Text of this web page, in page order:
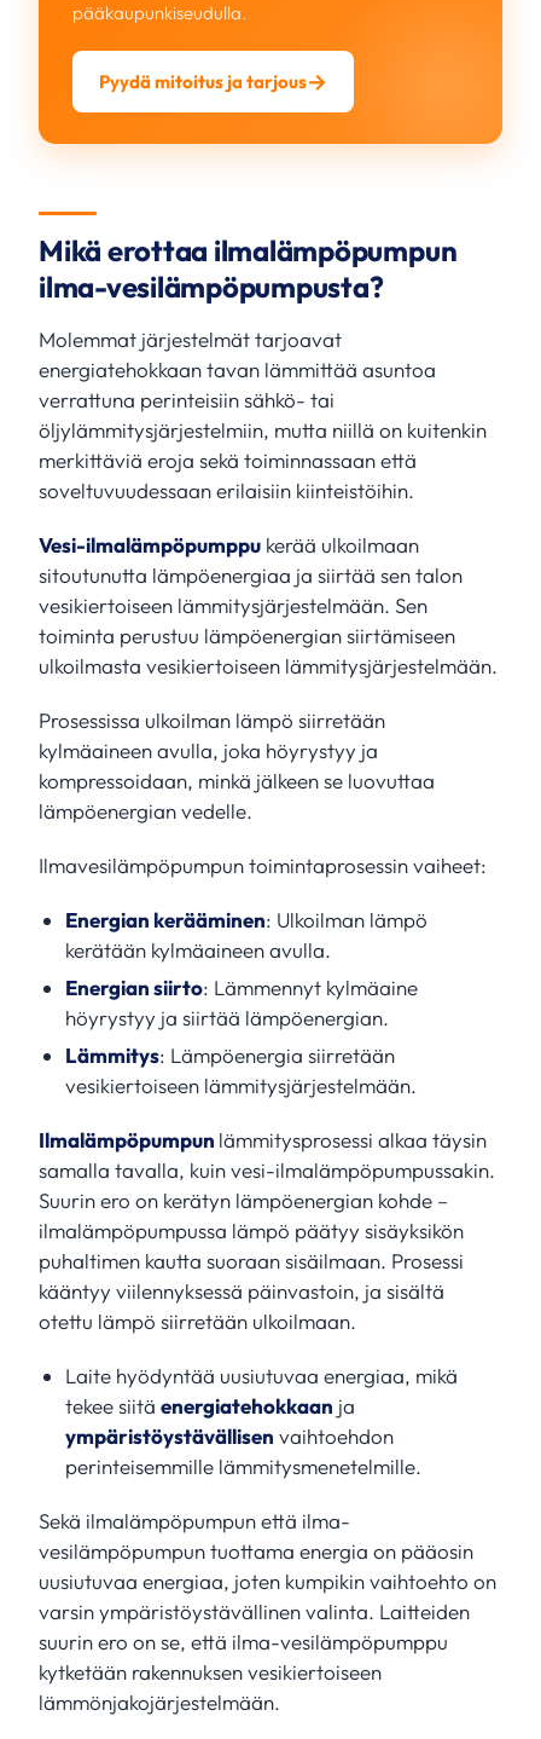
pääkaupunkiseudulla.
Pyydä mitoitus ja tarjous
Mikä erottaa ilmalämpöpumpun
ilma-vesilämpöpumpusta?
Molemmat järjestelmät tarjoavat
energiatehokkaan tavan lämmittää asuntoa
verrattuna perinteisiin sähkö- tai
öljylämmitysjärjestelmiin, mutta niillä on kuitenkin
merkittäviä eroja sekä toiminnassaan että
soveltuvuudessaan erilaisiin kiinteistöihin.
Vesi-ilmalämpöpumppu kerää ulkoilmaan
sitoutunutta lämpöenergiaa ja siirtää sen talon
vesikiertoiseen lämmitysjärjestelmään. Sen
toiminta perustuu lämpöenergian siirtämiseen
ulkoilmasta vesikiertoiseen lämmitysjärjestelmään.
Prosessissa ulkoilman lämpö siirretään
kylmäaineen avulla, joka höyrystyy ja
kompressoidaan, minkä jälkeen se luovuttaa
lämpöenergian vedelle.
Ilmavesilämpöpumpun toimintaprosessin vaiheet:
Energian kerääminen: Ulkoilman lämpö
kerätään kylmäaineen avulla.
Energian siirto: Lämmennyt kylmäaine
höyrystyy ja siirtää lämpöenergian.
Lämmitys: Lämpöenergia siirretään
vesikiertoiseen lämmitysjärjestelmään.
Ilmalämpöpumpun lämmitysprosessi alkaa täysin
samalla tavalla, kuin vesi-ilmalämpöpumpussakin.
Suurin ero on kerätyn lämpöenergian kohde –
ilmalämpöpumpussa lämpö päätyy sisäyksikön
puhaltimen kautta suoraan sisäilmaan. Prosessi
kääntyy viilennyksessä päinvastoin, ja sisältä
otettu lämpö siirretään ulkoilmaan.
Laite hyödyntää uusiutuvaa energiaa, mikä
tekee siitä energiatehokkaan ja
ympäristöystävällisen vaihtoehdon
perinteisemmille lämmitysmenetelmille.
Sekä ilmalämpöpumpun että ilma-
vesilämpöpumpun tuottama energia on pääosin
uusiutuvaa energiaa, joten kumpikin vaihtoehto on
varsin ympäristöystävällinen valinta. Laitteiden
suurin ero on se, että ilma-vesilämpöpumppu
kytketään rakennuksen vesikiertoiseen
lämmönjakojärjestelmään.